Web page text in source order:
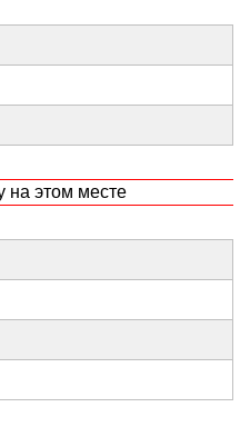
на этом месте